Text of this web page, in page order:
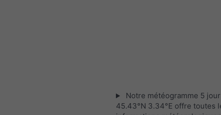
Notre météogramme 5
45.43°N 3.34°E offre toutes